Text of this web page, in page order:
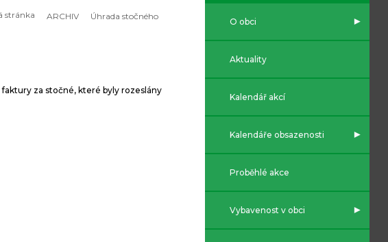
stránka ARCHIV Úhrada stočného
za stočné, které byly rozeslány
O obci
Aktuality
Kalendář akcí
Kalendáře obsazenosti
Proběhlé akce
Vybavenost v obci